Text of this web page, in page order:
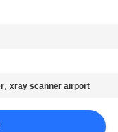
,xray scanner airport